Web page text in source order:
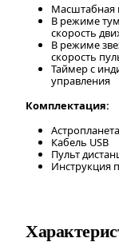
Масштабная
В режиме
скорость
В режиме
скорость
Таймер с
управления
Комплектация:
Кабель USB
Пульт
Инструкция